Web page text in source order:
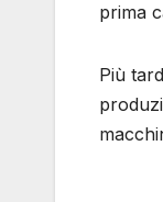
prima
Più